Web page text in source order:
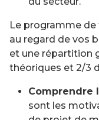
Le programme
au regard de vos
et une répartition
théoriques et 2/3
Comprendre
sont les